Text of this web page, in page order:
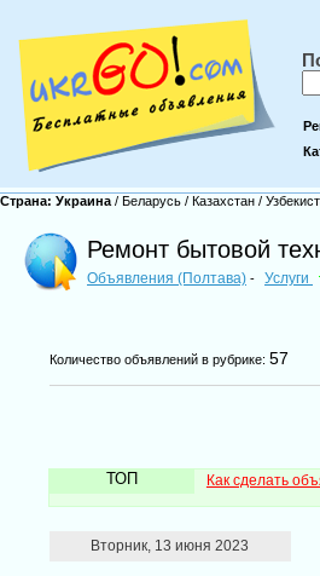
Страна: Украина / Беларусь / Казахстан /
Ремонт бытовой
Объявления (Полтава) - Услуги
Количество объявлений в рубрике: 57
ТОП Как сделать
Вторник, 13 июня 2023